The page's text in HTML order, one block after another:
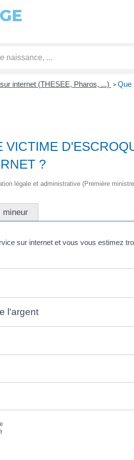
internet (THESEE, Pharos, ...) > Que
VICTIME
?
légale et administrative (Première
mineur
sur internet et vous vous estimez
l'argent